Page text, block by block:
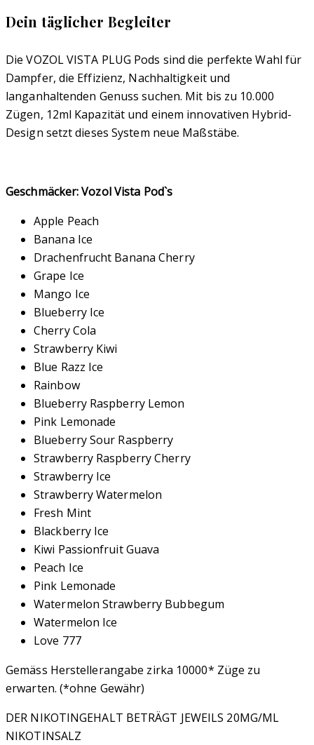
Dein täglicher Begleiter
Die VOZOL VISTA PLUG Pods sind die perfekte Wahl für
Dampfer, die Effizienz, Nachhaltigkeit und
langanhaltenden Genuss suchen. Mit bis zu 10.000
Zügen, 12ml Kapazität und einem innovativen Hybrid-
Design setzt dieses System neue Maßstäbe.
Geschmäcker: Vozol Vista Pod`s
Apple Peach
Banana Ice
Drachenfrucht Banana Cherry
Grape Ice
Mango Ice
Blueberry Ice
Cherry Cola
Strawberry Kiwi
Blue Razz Ice
Rainbow
Blueberry Raspberry Lemon
Pink Lemonade
Blueberry Sour Raspberry
Strawberry Raspberry Cherry
Strawberry Ice
Strawberry Watermelon
Fresh Mint
Blackberry Ice
Kiwi Passionfruit Guava
Peach Ice
Pink Lemonade
Watermelon Strawberry Bubbegum
Watermelon Ice
Love 777
Gemäss Herstellerangabe zirka 10000* Züge zu
erwarten. (*ohne Gewähr)
DER NIKOTINGEHALT BETRÄGT JEWEILS 20MG/ML
NIKOTINSALZ